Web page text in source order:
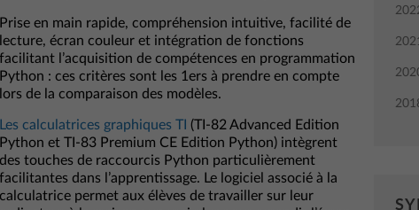
Prise en main rapide, compréhension intuitive, facilité de
lecture, écran couleur et intégration de fonctions
facilitant l’acquisition de compétences en programmation
Python : ces critères sont les 1ers à prendre en compte
lors de la comparaison des modèles.
Les calculatrices graphiques TI (TI-82 Advanced Edition
Python et TI-83 Premium CE Edition Python) intègrent
des touches de raccourcis Python particulièrement
facilitantes dans l’apprentissage. Le logiciel associé à la
calculatrice permet aux élèves de travailler sur leur